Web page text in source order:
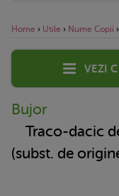
Home › Utile › Nume Copii ›
Vezi
Bujor
Traco-dacic
(subst. de